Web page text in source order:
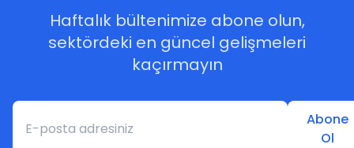
Haftalık bültenimize abone olun,
sektördeki en güncel gelişmeleri
kaçırmayın
Abone
Ol